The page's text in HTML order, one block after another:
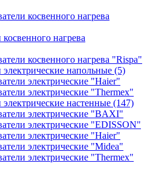
косвенного нагрева
нагрева
косвенного нагрева "Rispa"
электрические напольные (5)
электрические "Haier"
электрические "Thermex"
настенные (147)
электрические "BAXI"
электрические "EDISSON"
электрические "Haier"
электрические "Midea"
электрические "Thermex"